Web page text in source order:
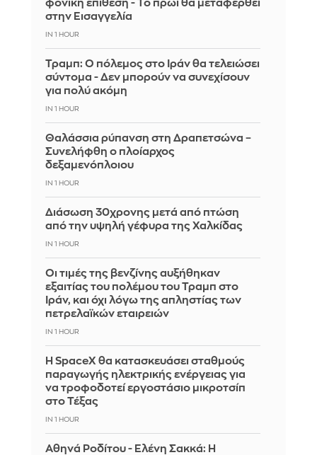
φονική επίθεση - Το πρωί θα μεταφερθεί
στην Εισαγγελία
IN 1 HOUR
Τραμπ: Ο πόλεμος στο Ιράν θα τελειώσει
σύντομα - Δεν μπορούν να συνεχίσουν
για πολύ ακόμη
IN 1 HOUR
Θαλάσσια ρύπανση στη Δραπετσώνα –
Συνελήφθη ο πλοίαρχος
δεξαμενόπλοιου
IN 1 HOUR
Διάσωση 30χρονης μετά από πτώση
από την υψηλή γέφυρα της Χαλκίδας
IN 1 HOUR
Οι τιμές της βενζίνης αυξήθηκαν
εξαιτίας του πολέμου του Τραμπ στο
Ιράν, και όχι λόγω της απληστίας των
πετρελαϊκών εταιρειών
IN 1 HOUR
Η SpaceX θα κατασκευάσει σταθμούς
παραγωγής ηλεκτρικής ενέργειας για
να τροφοδοτεί εργοστάσιο μικροτσίπ
στο Τέξας
IN 1 HOUR
Αθηνά Ροδίτου - Ελένη Σακκά: Η